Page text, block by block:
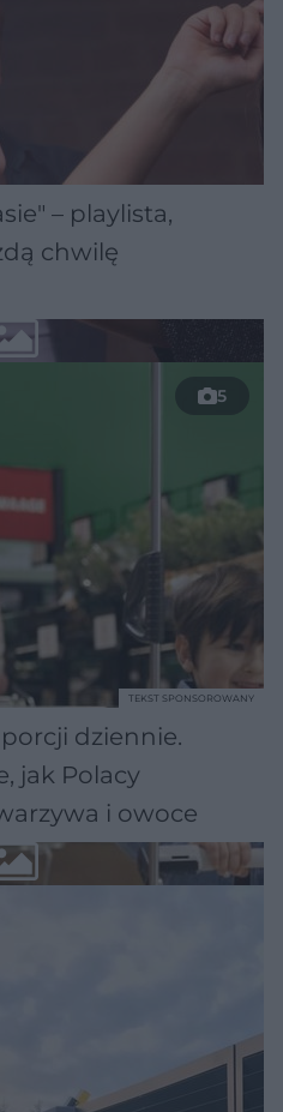
– playlista,
chwilę
5
dziennie.
jak Polacy
i owoce
TEKST SPONSOROWANY